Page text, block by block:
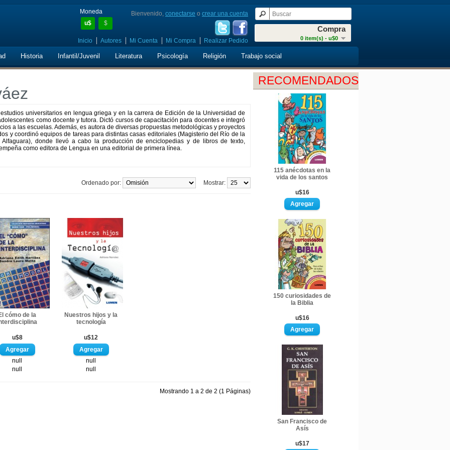
Moneda
u$
$
Compra
0 item(s) - u$0
Bienvenido, conectarse o crear una cuenta
Inicio Autores Mi Cuenta Mi Compra Realizar Pedido
Historia Infantil/Juvenil Literatura Psicología Religión Trabajo social
RECOMENDADOS
115 anécdotas en la
vida de los santos
u$16
150 curiosidades de
la Biblia
u$16
San Francisco de
Asís
u$17
universitarios en lengua griega y en la carrera de Edición de la Universidad de
como docente y tutora. Dictó cursos de capacitación para docentes e integró
a las escuelas. Además, es autora de diversas propuestas metodológicas y proyectos
y coordinó equipos de tareas para distintas casas editoriales (Magisterio del Río de la
donde llevó a cabo la producción de enciclopedias y de libros de texto,
como editora de Lengua en una editorial de primera línea.
Mostrar:
Ordenado por:
cómo de la
u$8
null
null
Nuestros hijos y la
tecnología
u$12
null
null
Mostrando 1 a 2 de 2 (1 Páginas)